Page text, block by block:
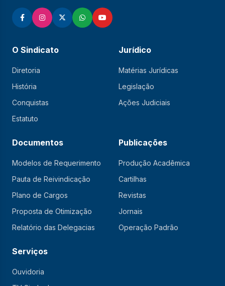
O Sindicato
Diretoria
História
Conquistas
Estatuto
Jurídico
Matérias Jurídicas
Legislação
Ações Judiciais
Documentos
Modelos de Requerimento
Pauta de Reivindicação
Plano de Cargos
Proposta de Otimização
Relatório das Delegacias
Publicações
Produção Acadêmica
Cartilhas
Revistas
Jornais
Operação Padrão
Serviços
Ouvidoria